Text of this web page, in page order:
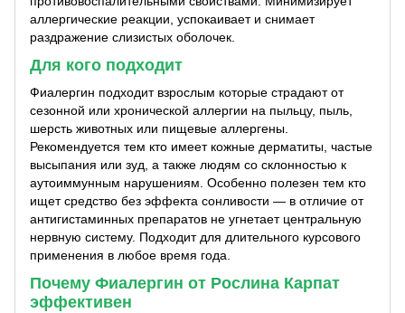
аллергические реакции, успокаивает и снимает
раздражение слизистых оболочек.
Для кого подходит
Фиалергин подходит взрослым которые страдают от
сезонной или хронической аллергии на пыльцу, пыль,
шерсть животных или пищевые аллергены.
Рекомендуется тем кто имеет кожные дерматиты, частые
высыпания или зуд, а также людям со склонностью к
аутоиммунным нарушениям. Особенно полезен тем кто
ищет средство без эффекта сонливости — в отличие от
антигистаминных препаратов не угнетает центральную
нервную систему. Подходит для длительного курсового
применения в любое время года.
Почему Фиалергин от Рослина Карпат
эффективен